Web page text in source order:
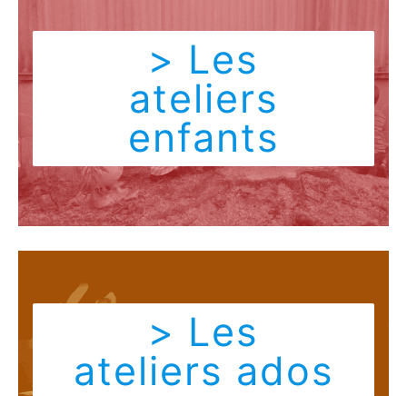
> Les
ateliers
enfants
> Les
ateliers ados